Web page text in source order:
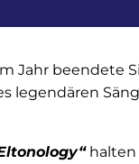
Jahr beendete
legendären
halten